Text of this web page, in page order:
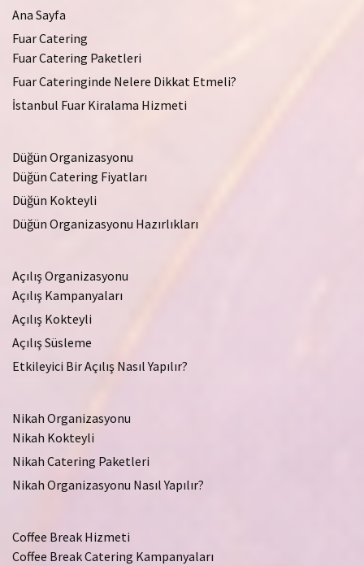
Ana Sayfa
Fuar Catering
Fuar Catering Paketleri
Fuar Cateringinde Nelere Dikkat Etmeli?
İstanbul Fuar Kiralama Hizmeti
Düğün Organizasyonu
Düğün Catering Fiyatları
Düğün Kokteyli
Düğün Organizasyonu Hazırlıkları
Açılış Organizasyonu
Açılış Kampanyaları
Açılış Kokteyli
Açılış Süsleme
Etkileyici Bir Açılış Nasıl Yapılır?
Nikah Organizasyonu
Nikah Kokteyli
Nikah Catering Paketleri
Nikah Organizasyonu Nasıl Yapılır?
Coffee Break Hizmeti
Coffee Break Catering Kampanyaları